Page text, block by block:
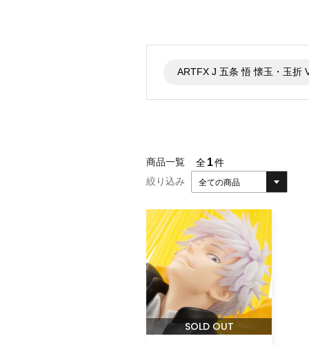
商品一覧 全1件
絞り込み
全ての商品
SOLD OUT